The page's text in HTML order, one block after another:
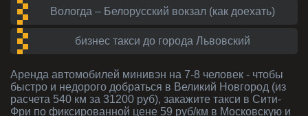
Вологда – Белорусский вокзал (как доехать)
бизнес такси до города Львовский
Аренда автомобилей минивэн на 7-8 человек - чтобы
быстро и недорого добраться в Великий Новгород (из
расчета 540 км за 31200 руб), закажите такси в Сити-
Фри по фиксированной цене 59 руб/км в Московскую и